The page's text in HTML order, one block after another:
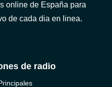
online de España para
de cada dia en linea.
de radio